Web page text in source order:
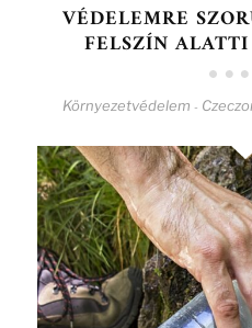
VÉDELEMRE
FELSZÍN
Környezetvédelem -